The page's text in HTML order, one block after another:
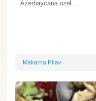
Azerbaycana ozel...
Makarna Pilav